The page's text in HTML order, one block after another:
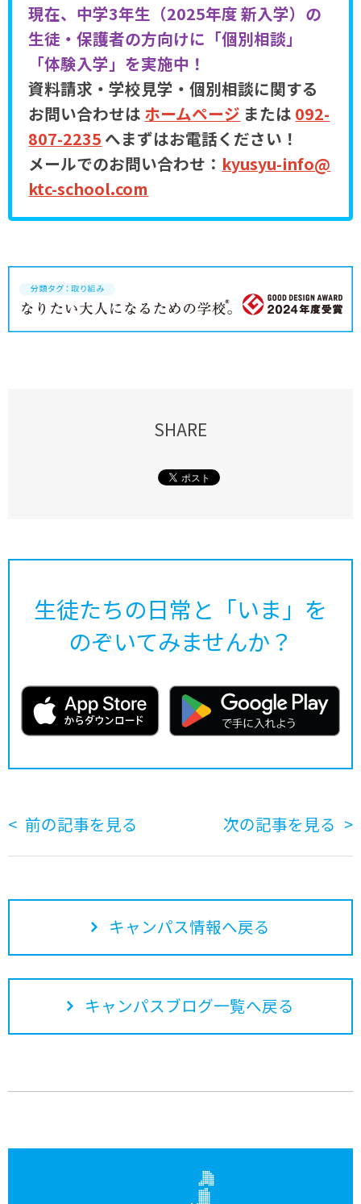
現在、中学3年生（2025年度 新入学）の
生徒・保護者の方向けに「個別相談」
「体験入学」を実施中！
資料請求・学校見学・個別相談に関する
お問い合わせは ホームページ または 092-
807-2235 へまずはお電話ください！
メールでのお問い合わせ： kyusyu-info@
ktc-school.com
SHARE
生徒たちの日常と「いま」を
のぞいてみませんか？
前の記事を見る 次の記事を見る
キャンパス情報へ戻る
キャンパスブログ一覧へ戻る